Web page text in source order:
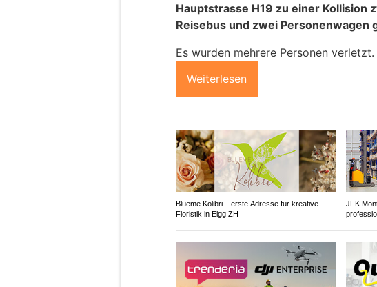
Hauptstrasse H19 zu einer Kollision
Reisebus und zwei Personenwagen
Es wurden mehrere Personen verletzt.
Weiterlesen
Blueme Kolibri – erste Adresse für kreative
Floristik in Elgg ZH
JFK